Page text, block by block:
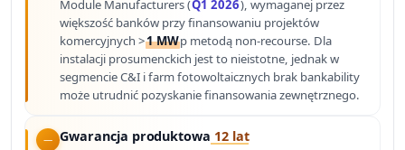
Module Manufacturers (Q1 2026), wymaganej przez
większość banków przy finansowaniu projektów
komercyjnych >1 MWp metodą non-recourse. Dla
instalacji prosumenckich jest to nieistotne, jednak w
segmencie C&I i farm fotowoltaicznych brak bankability
może utrudnić pozyskanie finansowania zewnętrznego.
Gwarancja produktowa 12 lat